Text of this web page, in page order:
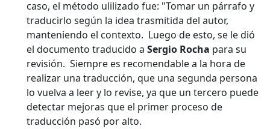
caso, el método ulilizado fue: "Tomar un párrafo y
traducirlo según la idea trasmitida del autor,
manteniendo el contexto. Luego de esto, se le dió
el documento traducido a Sergio Rocha para su
revisión. Siempre es recomendable a la hora de
realizar una traducción, que una segunda persona
lo vuelva a leer y lo revise, ya que un tercero puede
detectar mejoras que el primer proceso de
traducción pasó por alto.